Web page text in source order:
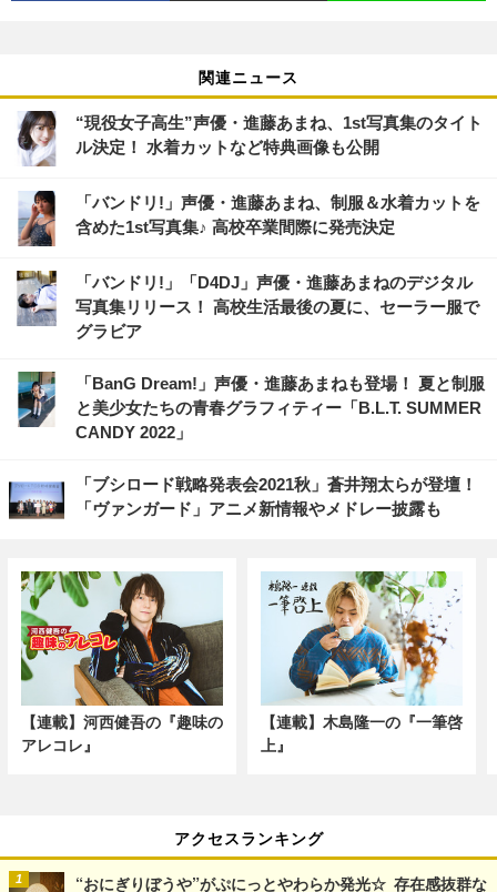
関連ニュース
“現役女子高生”声優・進藤あまね、1st写真集のタイト
ル決定！ 水着カットなど特典画像も公開
「バンドリ!」声優・進藤あまね、制服＆水着カットを
含めた1st写真集♪ 高校卒業間際に発売決定
「バンドリ!」「D4DJ」声優・進藤あまねのデジタル
写真集リリース！ 高校生活最後の夏に、セーラー服で
グラビア
「BanG Dream!」声優・進藤あまねも登場！ 夏と制服
と美少女たちの青春グラフィティー「B.L.T. SUMMER
CANDY 2022」
「ブシロード戦略発表会2021秋」蒼井翔太らが登壇！
「ヴァンガード」アニメ新情報やメドレー披露も
【連載】河西健吾の『趣味の
アレコレ』
【連載】木島隆一の『一筆啓
上』
アクセスランキング
“おにぎりぼうや”がぷにっとやわらか発光☆ 存在感抜群な